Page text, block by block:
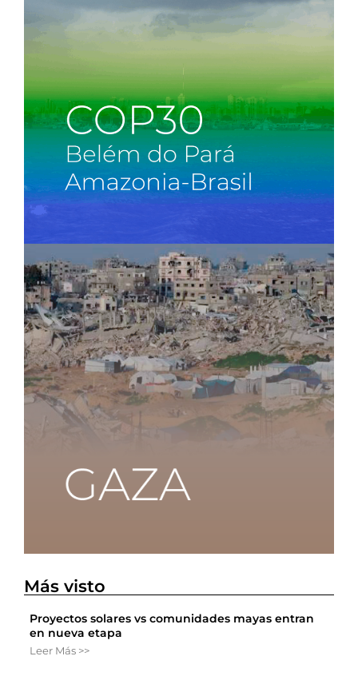
Más visto
Proyectos solares vs comunidades mayas entran
en nueva etapa
Leer Más >>